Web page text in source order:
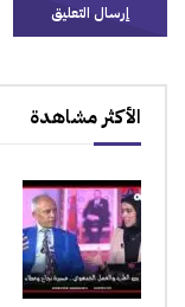
الأكثر مشاهدة